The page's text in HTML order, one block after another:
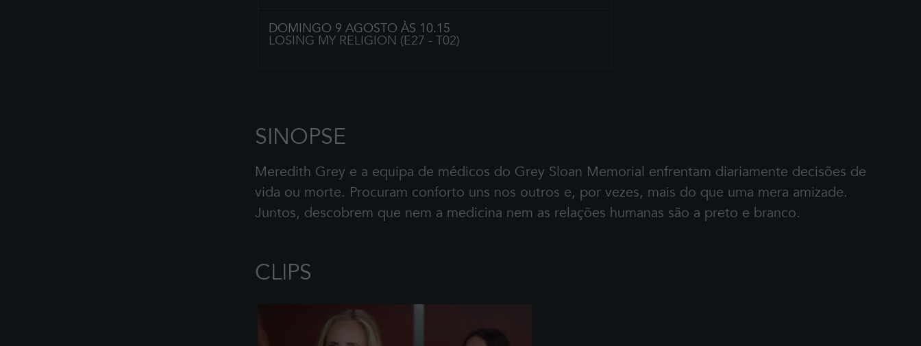
DOMINGO 9 AGOSTO ÀS 10.15
LOSING MY RELIGION (E27 - T02)
SINOPSE
Meredith Grey e a equipa de médicos do Grey Sloan Memorial enfrentam diariamente decisões de
vida ou morte. Procuram conforto uns nos outros e, por vezes, mais do que uma mera amizade.
Juntos, descobrem que nem a medicina nem as relações humanas são a preto e branco.
CLIPS